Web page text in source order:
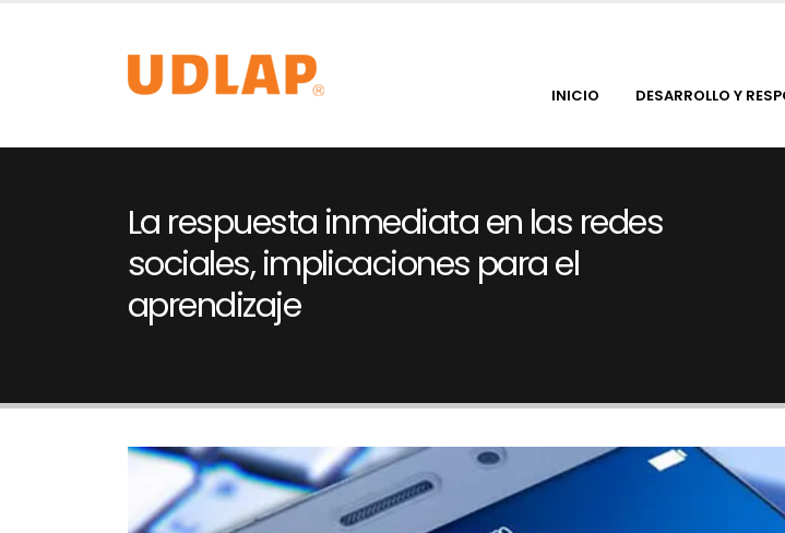
INICIO DESARROLLO Y
La respuesta inmediata en las redes
sociales, implicaciones para el
aprendizaje